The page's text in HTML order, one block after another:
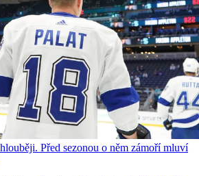
Před sezonou o něm zámoří mluví